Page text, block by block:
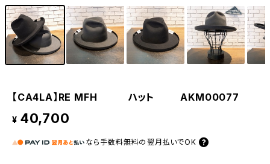
【CA4LA】RE MFH ハット AKM00077
¥ 40,700
なら 手数料無料の 翌月払いでOK